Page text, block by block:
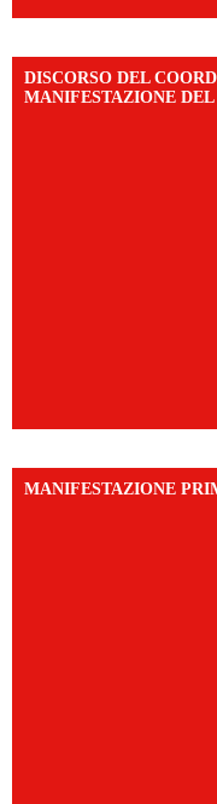
DISCORSO DEL
MANIFESTAZIONE
MANIFESTAZIONE